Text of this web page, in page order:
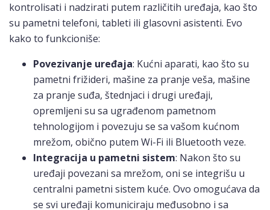
kontrolisati i nadzirati putem različitih uređaja, kao što
su pametni telefoni, tableti ili glasovni asistenti. Evo
kako to funkcioniše:
Povezivanje uređaja: Kućni aparati, kao što su
pametni frižideri, mašine za pranje veša, mašine
za pranje suđa, štednjaci i drugi uređaji,
opremljeni su sa ugrađenom pametnom
tehnologijom i povezuju se sa vašom kućnom
mrežom, obično putem Wi-Fi ili Bluetooth veze.
Integracija u pametni sistem: Nakon što su
uređaji povezani sa mrežom, oni se integrišu u
centralni pametni sistem kuće. Ovo omogućava da
se svi uređaji komuniciraju međusobno i sa